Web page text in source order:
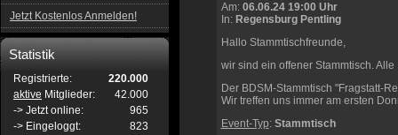
Jetzt Kostenlos Anmelden!
Statistik
Registrierte:
220.000
aktive Mitglieder:
42.000
-> Jetzt online:
965
-> Eingeloggt:
823
Am: 06.06.24 19:00 Uhr
In: Regensburg Pentling
Hallo Stammtischfreunde,
wir sind ein offener Stammtisch.
Der BDSM-Stammtisch "Fragstatt-
Wir treffen uns immer am ersten
Event-Typ: Stammtisch